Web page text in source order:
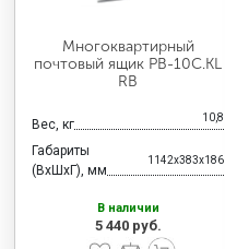
Многоквартирный
почтовый ящик PB-10C.KL
RВ
Вес, кг 10,8
Габариты
(ВхШхГ), мм
1142x383x186
В наличии
5 440 руб.